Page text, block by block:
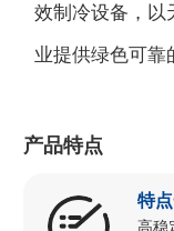
效制冷设备，以
业提供绿色可靠
产品特点
特
高稳